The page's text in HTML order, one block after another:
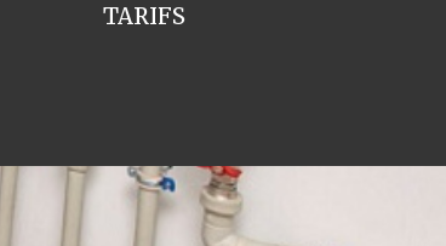
TARIFS